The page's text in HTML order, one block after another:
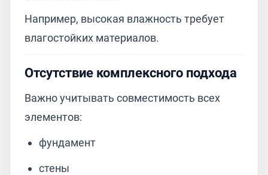
Например, высокая влажность требует
влагостойких материалов.
Отсутствие комплексного подхода
Важно учитывать совместимость всех
элементов:
фундамент
стены